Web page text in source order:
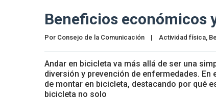
Beneficios económicos
Por Consejo de la Comunicación | Actividad física,
Andar en bicicleta va más allá de ser una
diversión y prevención de enfermedades.
de montar en bicicleta, destacando por qué
bicicleta no solo